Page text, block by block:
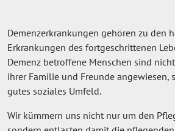
Demenzerkrankungen gehören zu den
Erkrankungen des fortgeschrittenen
Demenz betroffene Menschen sind
ihrer Familie und Freunde angewiesen,
gutes soziales Umfeld.
Wir kümmern uns nicht nur um den